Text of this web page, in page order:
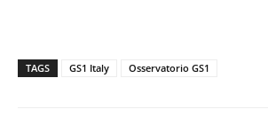
TAGS GS1 Italy Osservatorio GS1